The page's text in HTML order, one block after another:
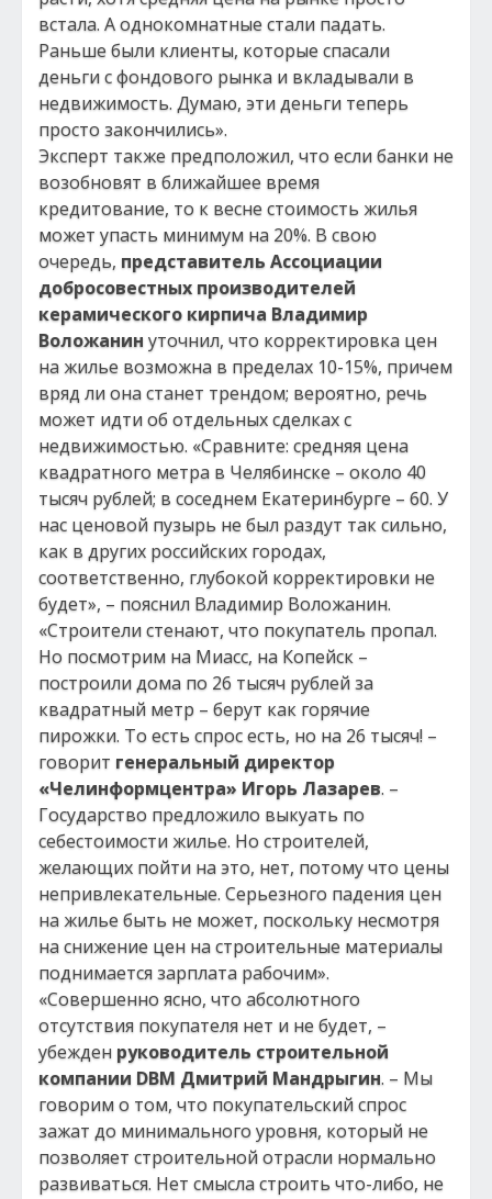
встала. А однокомнатные стали падать.
Раньше были клиенты, которые спасали
деньги с фондового рынка и вкладывали в
недвижимость. Думаю, эти деньги теперь
просто закончились».
Эксперт также предположил, что если банки не
возобновят в ближайшее время
кредитование, то к весне стоимость жилья
может упасть минимум на 20%. В свою
очередь, представитель Ассоциации
добросовестных производителей
керамического кирпича Владимир
Воложанин уточнил, что корректировка цен
на жилье возможна в пределах 10-15%, причем
вряд ли она станет трендом; вероятно, речь
может идти об отдельных сделках с
недвижимостью. «Сравните: средняя цена
квадратного метра в Челябинске – около 40
тысяч рублей; в соседнем Екатеринбурге – 60. У
нас ценовой пузырь не был раздут так сильно,
как в других российских городах,
соответственно, глубокой корректировки не
будет», – пояснил Владимир Воложанин.
«Строители стенают, что покупатель пропал.
Но посмотрим на Миасс, на Копейск –
построили дома по 26 тысяч рублей за
квадратный метр – берут как горячие
пирожки. То есть спрос есть, но на 26 тысяч! –
говорит генеральный директор
«Челинформцентра» Игорь Лазарев. –
Государство предложило выкуать по
себестоимости жилье. Но строителей,
желающих пойти на это, нет, потому что цены
непривлекательные. Серьезного падения цен
на жилье быть не может, поскольку несмотря
на снижение цен на строительные материалы
поднимается зарплата рабочим».
«Совершенно ясно, что абсолютного
отсутствия покупателя нет и не будет, –
убежден руководитель строительной
компании DBM Дмитрий Мандрыгин. – Мы
говорим о том, что покупательский спрос
зажат до минимального уровня, который не
позволяет строительной отрасли нормально
развиваться. Нет смысла строить что-либо, не